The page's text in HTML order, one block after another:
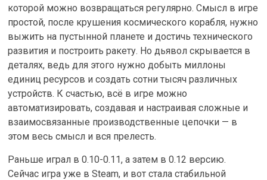
которой можно возвращаться регулярно. Смысл в игре
простой, после крушения космического корабля, нужно
выжить на пустынной планете и достичь технического
развития и построить ракету. Но дьявол скрывается в
деталях, ведь для этого нужно добыть миллоны
единиц ресурсов и создать сотни тысяч различных
устройств. К счастью, всё в игре можно
автоматизировать, создавая и настраивая сложные и
взаимосвязанные производственные цепочки — в
этом весь смысл и вся прелесть.
Раньше играл в 0.10-0.11, а затем в 0.12 версию.
Сейчас игра уже в Steam, и вот стала стабильной